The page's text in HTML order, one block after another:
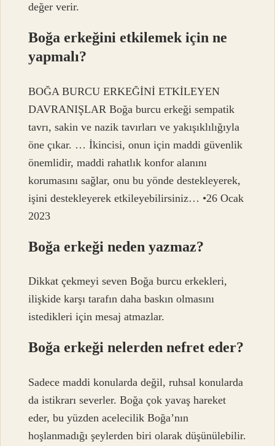
değer verir.
Boğa erkeğini etkilemek için ne
yapmalı?
BOĞA BURCU ERKEĞİNİ ETKİLEYEN
DAVRANIŞLAR Boğa burcu erkeği sempatik
tavrı, sakin ve nazik tavırları ve yakışıklılığıyla
öne çıkar. … İkincisi, onun için maddi güvenlik
önemlidir, maddi rahatlık konfor alanını
korumasını sağlar, onu bu yönde destekleyerek,
işini destekleyerek etkileyebilirsiniz… •26 Ocak
2023
Boğa erkeği neden yazmaz?
Dikkat çekmeyi seven Boğa burcu erkekleri,
ilişkide karşı tarafın daha baskın olmasını
istedikleri için mesaj atmazlar.
Boğa erkeği nelerden nefret eder?
Sadece maddi konularda değil, ruhsal konularda
da istikrarı severler. Boğa çok yavaş hareket
eder, bu yüzden acelecilik Boğa’nın
hoşlanmadığı şeylerden biri olarak düşünülebilir.